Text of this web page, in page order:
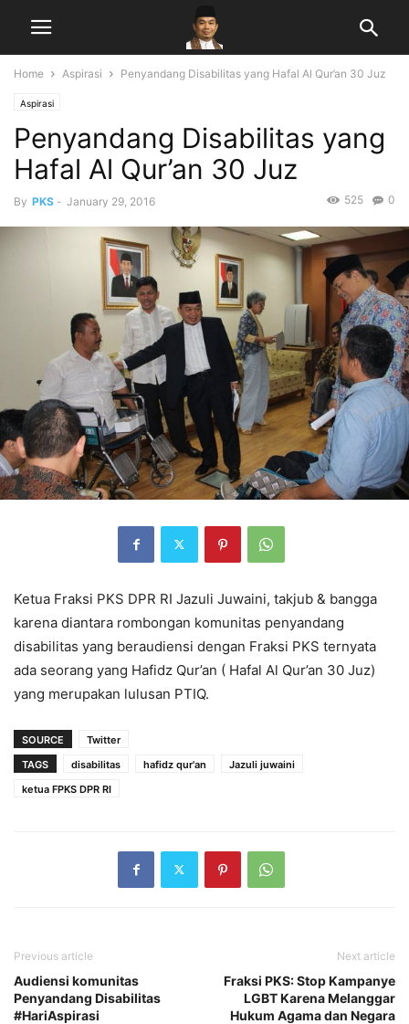
Home Aspirasi Penyandang Disabilitas yang Hafal Al Qur’an 30 Juz
Aspirasi
Penyandang Disabilitas yang
Hafal Al Qur’an 30 Juz
By PKS - January 29, 2016 0
525
Ketua Fraksi PKS DPR RI Jazuli Juwaini, takjub & bangga
karena diantara rombongan komunitas penyandang
disabilitas yang beraudiensi dengan Fraksi PKS ternyata
ada seorang yang Hafidz Qur’an ( Hafal Al Qur’an 30 Juz)
yang merupakan lulusan PTIQ.
SOURCE
Twitter
TAGS
disabilitas hafidz qur'an
Jazuli juwaini
ketua FPKS DPR RI
Previous article
Audiensi komunitas
Penyandang Disabilitas
#HariAspirasi
Next article
Fraksi PKS: Stop Kampanye
LGBT Karena Melanggar
Hukum Agama dan Negara